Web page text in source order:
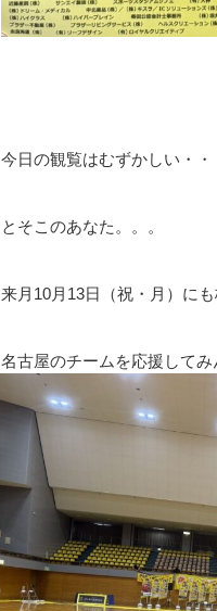
今日の観覧はむずかしい・・
とそこのあなた。。。
来月10月13日（祝・月）に
名古屋のチームを応援して